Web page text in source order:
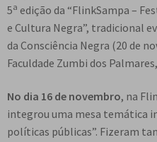
5a edição da “FlinkSampa –
e Cultura Negra”, tradicional
da Consciência Negra (20 de
Faculdade Zumbi dos
No dia 16 de novembro, na
integrou uma mesa temática
políticas públicas”. Fizeram